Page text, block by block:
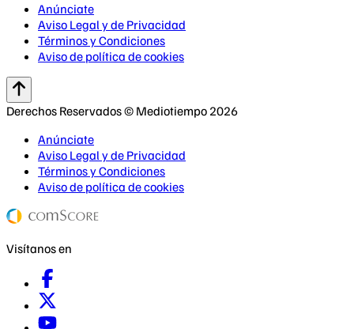
Anúnciate
Aviso Legal y de Privacidad
Términos y Condiciones
Aviso de política de cookies
Derechos Reservados © Mediotiempo 2026
Anúnciate
Aviso Legal y de Privacidad
Términos y Condiciones
Aviso de política de cookies
Visítanos en